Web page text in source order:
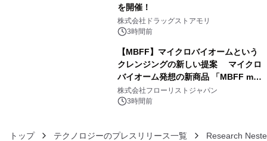
を開催！
株式会社ドラッグストアモリ
3時間前
【MBFF】マイクロバイオームという
クレンジングの新しい提案 マイクロ
バイオーム発想の新商品 「MBFF mb
クレンジングPRO」を2026年8月6日
発売
株式会社フローリストジャパン
3時間前
トップ テクノロジーのプレスリリース一覧 Research